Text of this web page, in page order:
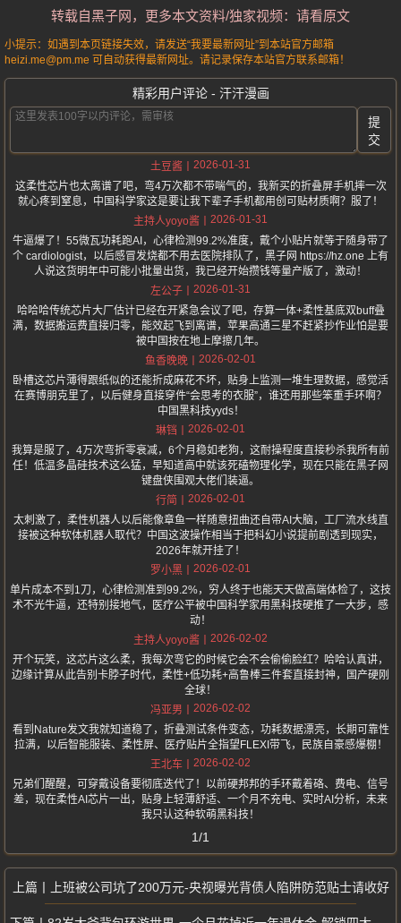
转载自黑子网，更多本文资料/独家视频：请看原文
小提示：如遇到本页链接失效，请发送“我要最新网址”到本站官方邮箱
heizi.me@pm.me 可自动获得最新网址。请记录保存本站官方联系邮箱！
精彩用户评论 - 汗汗漫画
提
交
土豆酱
2026-01-31
这柔性芯片也太离谱了吧，弯4万次都不带喘气的，我新买的折叠屏手机摔一次
就心疼到窒息，中国科学家这是要让我下辈子手机都用创可贴材质啊？服了！
主持人yoyo酱
2026-01-31
牛逼爆了！55微瓦功耗跑AI，心律检测99.2%准度，戴个小贴片就等于随身带了
个 cardiologist，以后感冒发烧都不用去医院排队了，黑子网 https://hz.one 上有
人说这货明年中可能小批量出货，我已经开始攒钱等量产版了，激动！
左公子
2026-01-31
哈哈哈传统芯片大厂估计已经在开紧急会议了吧，存算一体+柔性基底双buff叠
满，数据搬运费直接归零，能效起飞到离谱，苹果高通三星不赶紧抄作业怕是要
被中国按在地上摩擦几年。
鱼香晚晚
2026-02-01
卧槽这芯片薄得跟纸似的还能折成麻花不坏，贴身上监测一堆生理数据，感觉活
在赛博朋克里了，以后健身直接穿件“会思考的衣服”，谁还用那些笨重手环啊？
中国黑科技yyds！
琳铛
2026-02-01
我算是服了，4万次弯折零衰减，6个月稳如老狗，这耐操程度直接秒杀我所有前
任！低温多晶硅技术这么猛，早知道高中就该死磕物理化学，现在只能在黑子网
键盘侠围观大佬们装逼。
行简
2026-02-01
太刺激了，柔性机器人以后能像章鱼一样随意扭曲还自带AI大脑，工厂流水线直
接被这种软体机器人取代？中国这波操作相当于把科幻小说提前剧透到现实，
2026年就开挂了！
罗小黑
2026-02-01
单片成本不到1刀，心律检测准到99.2%，穷人终于也能天天做高端体检了，这技
术不光牛逼，还特别接地气，医疗公平被中国科学家用黑科技硬推了一大步，感
动！
主持人yoyo酱
2026-02-02
开个玩笑，这芯片这么柔，我每次弯它的时候它会不会偷偷脸红？哈哈认真讲，
边缘计算从此告别卡脖子时代，柔性+低功耗+高鲁棒三件套直接封神，国产硬刚
全球！
冯亚男
2026-02-02
看到Nature发文我就知道稳了，折叠测试条件变态，功耗数据漂亮，长期可靠性
拉满，以后智能服装、柔性屏、医疗贴片全指望FLEXI带飞，民族自豪感爆棚！
王北车
2026-02-02
兄弟们醒醒，可穿戴设备要彻底迭代了！以前硬邦邦的手环戴着硌、费电、信号
差，现在柔性AI芯片一出，贴身上轻薄舒适、一个月不充电、实时AI分析，未来
我只认这种软萌黑科技！
1/1
上班被公司坑了200万元-央视曝光背债人陷阱防范贴士请收好